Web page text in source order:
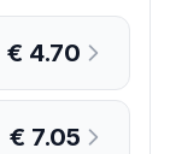
€ 4.70
€ 7.05